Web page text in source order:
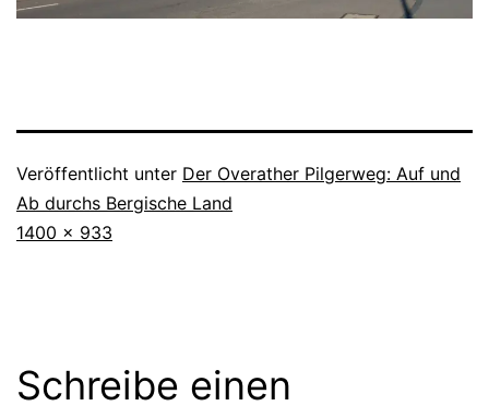
Veröffentlicht unter Der Overather Pilgerweg: Auf und
Ab durchs Bergische Land
Originalgröße
1400 × 933
Schreibe einen